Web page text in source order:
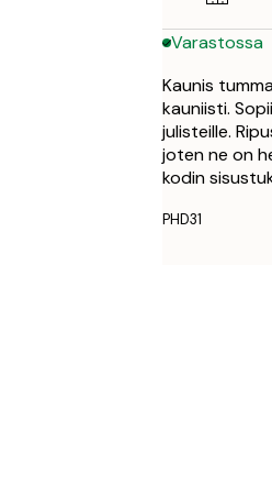
Varastossa
Kaunis
kauniisti.
julisteille.
joten ne on
kodin
PHD31